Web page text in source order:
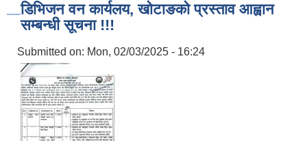
डिभिजन वन कार्यलय, खोटाङको प्रस्ताव आह्वान
सम्बन्धी सूचना !!!
Submitted on: Mon, 02/03/2025 - 16:24